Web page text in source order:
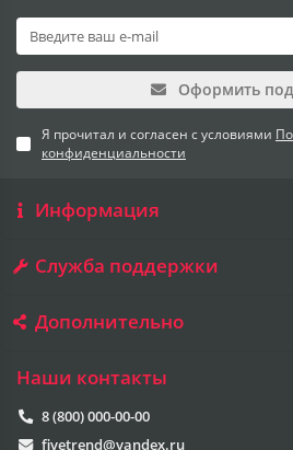
Оформить
Я прочитал и согласен с условиями
конфиденциальности
Информация
Служба поддержки
Дополнительно
Наши контакты
8 (800) 000-00-00
fivetrend@yandex.ru